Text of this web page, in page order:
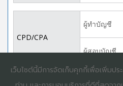
CPD/CPA
ผู้ทำบัญชี
ผู้สอบบัญชี
ปิดจอง
เว็บไซต์นี้มีการจัดเก็บคุกกี้เพื่อเพิ่มปร